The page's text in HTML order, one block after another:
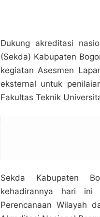
Dukung akreditasi
(Sekda) Kabupaten
kegiatan Asesmen
eksternal untuk
Fakultas Teknik
Sekda Kabupaten
kehadirannya hari
Perencanaan Wilayah